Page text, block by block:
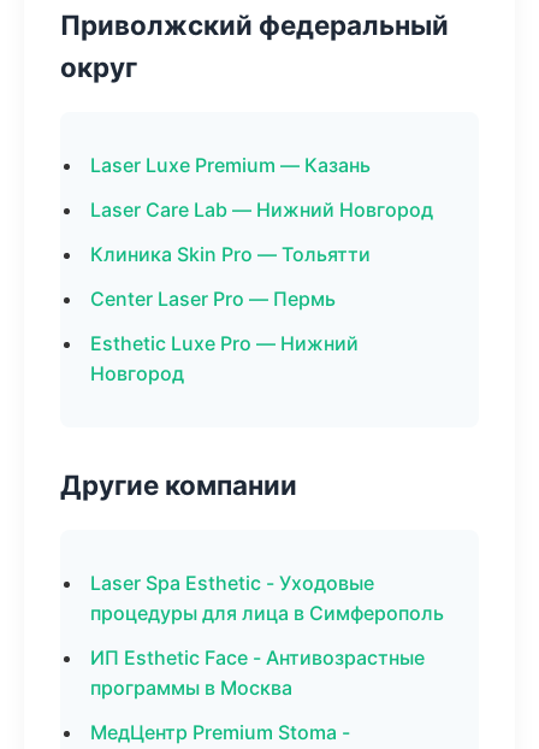
Приволжский федеральный
округ
Laser Luxe Premium — Казань
Laser Care Lab — Нижний Новгород
Клиника Skin Pro — Тольятти
Center Laser Pro — Пермь
Esthetic Luxe Pro — Нижний
Новгород
Другие компании
Laser Spa Esthetic - Уходовые
процедуры для лица в Симферополь
ИП Esthetic Face - Антивозрастные
программы в Москва
МедЦентр Premium Stoma -